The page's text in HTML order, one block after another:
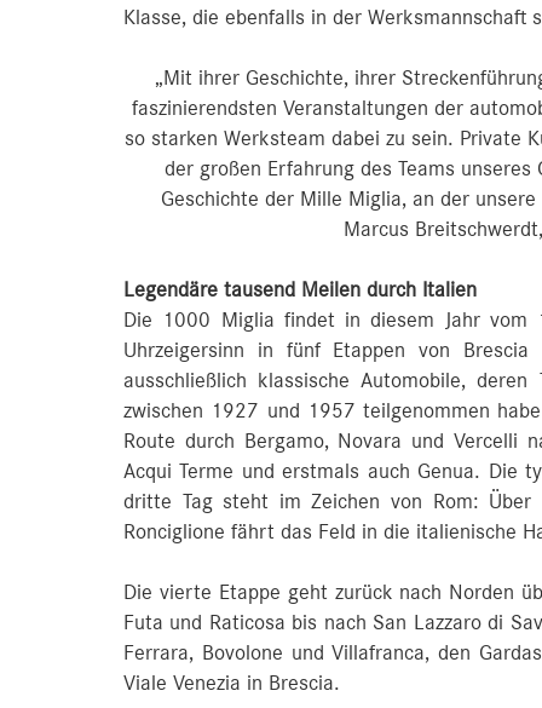
Klasse, die ebenfalls in der Werksmannschaft
„Mit ihrer Geschichte, ihrer
faszinierendsten Veranstaltungen der
so starken Werksteam dabei zu sein. Private
der großen Erfahrung des Teams
Geschichte der Mille Miglia, an der
Marcus
Legendäre tausend Meilen durch Italien
Die 1000 Miglia findet in diesem Jahr
Uhrzeigersinn in fünf Etappen von
ausschließlich klassische Automobile,
zwischen 1927 und 1957 teilgenommen
Route durch Bergamo, Novara und Vercelli
Acqui Terme und erstmals auch Genua. Die
dritte Tag steht im Zeichen von Rom: Über
Ronciglione fährt das Feld in die italienische
Die vierte Etappe geht zurück nach Norden
Futa und Raticosa bis nach San Lazzaro di
Ferrara, Bovolone und Villafranca, den
Viale Venezia in Brescia.